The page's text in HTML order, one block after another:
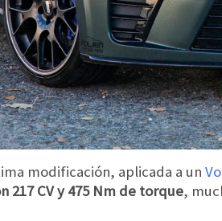
modificación, aplicada a un
217 CV y 475 Nm de torque,